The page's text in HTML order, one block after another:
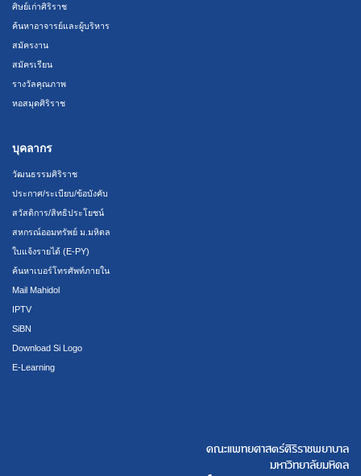
ศิษย์เก่าศิริราช
ค้นหาอาจารย์และผู้บริหาร
สมัครงาน
สมัครเรียน
รางวัลคุณภาพ
หอสมุดศิริราช
บุคลากร
วัฒนธรรมศิริราช
ประกาศ/ระเบียบ/ข้อบังคับ
สวัสดิการ/สิทธิประโยชน์
สหกรณ์ออมทรัพย์ ม.มหิดล
ใบแจ้งรายได้ (E-PY)
ค้นหาเบอร์โทรศัพท์ภายใน
Mail Mahidol
IPTV
SiBN
Download Si Logo
E-Learning
คณะแพทยศาสตร์ศิริราชพยาบาล
มหาวิทยาลัยมหิดล